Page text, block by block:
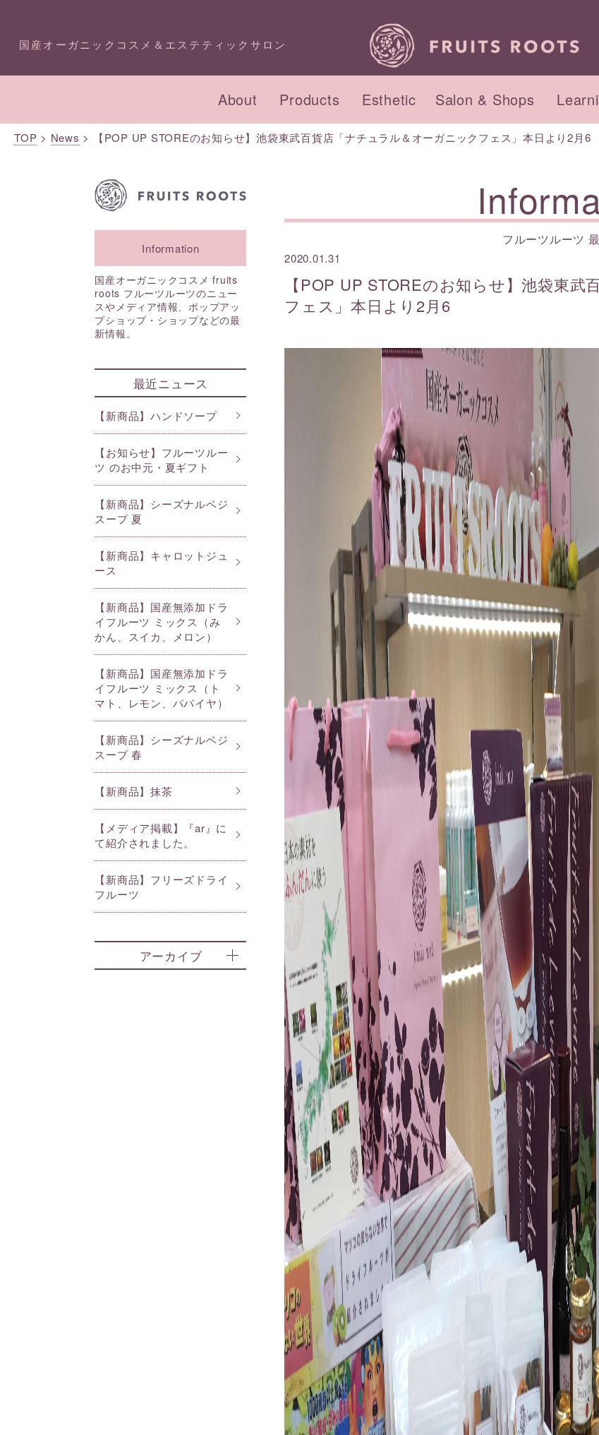
国産オーガニックコスメ＆エステティックサロン
About Products
プロダクトTOP
スキンケア ボディケア
ライフスタイルケア
ファイブフルーツライン レスキューライン
クーリングライン
Esthetic
エステTOP
今月のキャンペーン アクセス
フェイシャル ボディ
Salon & Shops
オーガニックコスメ・
TOP > News > 【POP UP STOREのお知らせ】池袋東武百貨店「ナチュラル＆オーガニックフェス」本日より2月6
フルーツルーツ
2020.01.31
【POP UP STOREのお知らせ】池袋東
フェス」本日より2月6
Information
国産オーガニックコスメ fruits
roots フルーツルーツのニュー
スやメディア情報、ポップアッ
プショップ・ショップなどの最
新情報。
最近ニュース
【新商品】ハンドソープ
【お知らせ】フルーツルー
ツ のお中元・夏ギフト
【新商品】シーズナルベジ
スープ 夏
【新商品】キャロットジュ
ース
【新商品】国産無添加ドラ
イフルーツ ミックス（み
かん、スイカ、メロン）
【新商品】国産無添加ドラ
イフルーツ ミックス（ト
マト、レモン、パパイヤ）
【新商品】シーズナルベジ
スープ 春
【新商品】抹茶
【メディア掲載】『ar』に
て紹介されました。
【新商品】フリーズドライ
フルーツ
アーカイブ